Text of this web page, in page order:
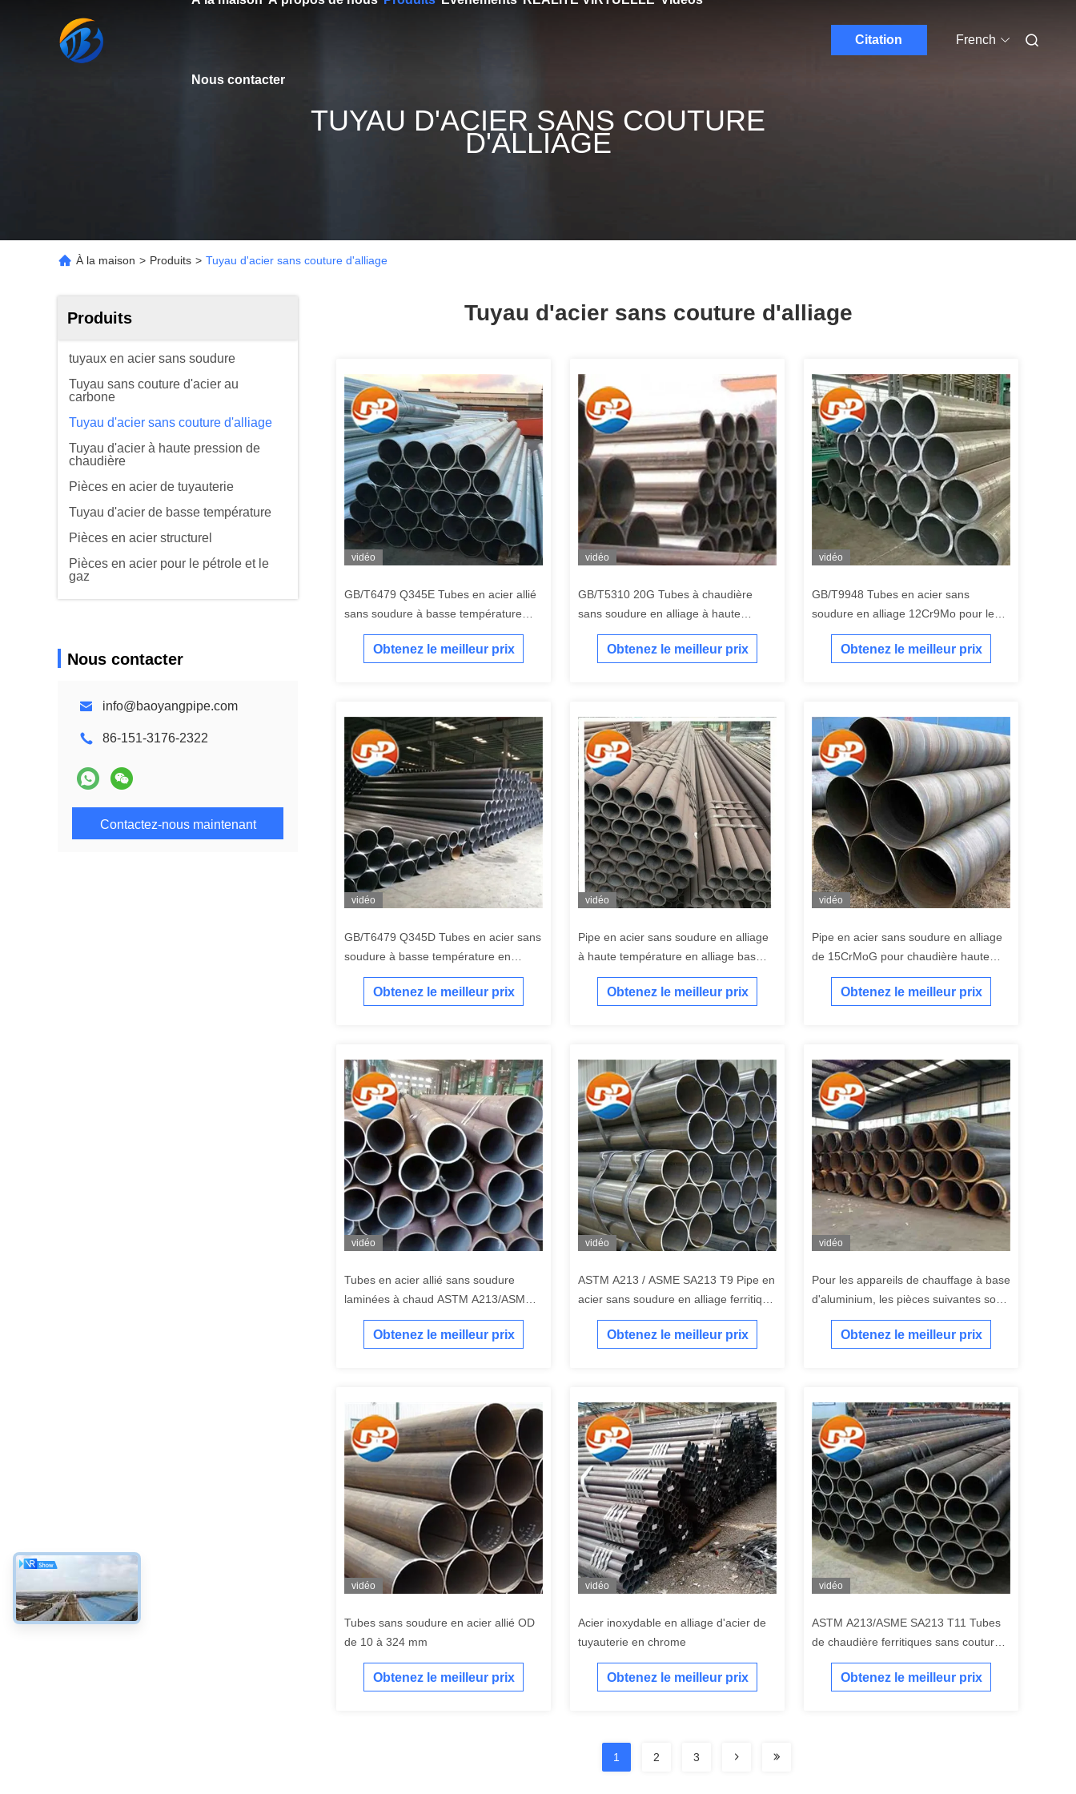
Nous contacter
Citation French
TUYAU D'ACIER SANS COUTURE
D'ALLIAGE
À la maison > Produits > Tuyau d'acier sans couture d'alliage
Produits
tuyaux en acier sans soudure
Tuyau sans couture d'acier au
carbone
Tuyau d'acier sans couture d'alliage
Tuyau d'acier à haute pression de
chaudière
Pièces en acier de tuyauterie
Tuyau d'acier de basse température
Pièces en acier structurel
Pièces en acier pour le pétrole et le
gaz
Nous contacter
info@baoyangpipe.com
86-151-3176-2322
Contactez-nous maintenant
Tuyau d'acier sans couture d'alliage
vidéo
GB/T6479 Q345E Tubes en acier allié
sans soudure à basse température
épaisseur de paroi 1-30 mm
Obtenez le meilleur prix
vidéo
GB/T5310 20G Tubes à chaudière
sans soudure en alliage à haute
pression
Obtenez le meilleur prix
vidéo
GB/T9948 Tubes en acier sans
soudure en alliage 12Cr9Mo pour le
craquage du pétrole
Obtenez le meilleur prix
vidéo
GB/T6479 Q345D Tubes en acier sans
soudure à basse température en
alliage
Obtenez le meilleur prix
vidéo
Pipe en acier sans soudure en alliage
à haute température en alliage bas
GOST 15X5M 15X1M
Obtenez le meilleur prix
vidéo
Pipe en acier sans soudure en alliage
de 15CrMoG pour chaudière haute
pression
Obtenez le meilleur prix
vidéo
Tubes en acier allié sans soudure
laminées à chaud ASTM A213/ASME
SA213 T23 T91 T92
Obtenez le meilleur prix
vidéo
ASTM A213 / ASME SA213 T9 Pipe en
acier sans soudure en alliage ferritique
tirée à froid
Obtenez le meilleur prix
vidéo
Pour les appareils de chauffage à base
d'aluminium, les pièces suivantes sont
nécessaires:
Obtenez le meilleur prix
vidéo
Tubes sans soudure en acier allié OD
de 10 à 324 mm
Obtenez le meilleur prix
vidéo
Acier inoxydable en alliage d'acier de
tuyauterie en chrome
Obtenez le meilleur prix
vidéo
ASTM A213/ASME SA213 T11 Tubes
de chaudière ferritiques sans couture
laminées à chaud et tirées à froid
Obtenez le meilleur prix
1 2 3